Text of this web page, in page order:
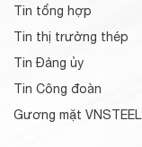
Tin tổng hợp
Tin thị trường thép
Tin Đảng ủy
Tin Công đoàn
Gương mặt VNSTEEL